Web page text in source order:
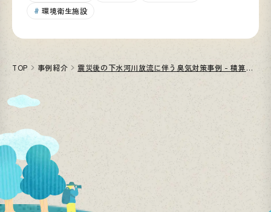
環境衛生施設
TOP 事例紹介 震災後の下水河川放流に伴う臭気対策事例 - 積算資料「防災減災・国土強靱化特集」に掲載